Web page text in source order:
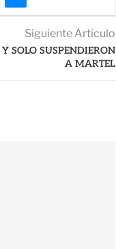
Siguiente Articulo
SOLO SUSPENDIERON
A MARTEL